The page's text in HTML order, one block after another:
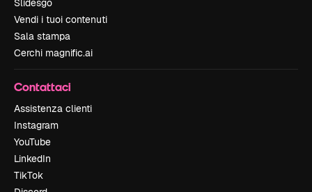
Vendi i tuoi contenuti
Sala stampa
Cerchi magnific.ai
Contattaci
Assistenza clienti
Instagram
YouTube
LinkedIn
TikTok